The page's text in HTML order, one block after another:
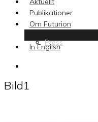
Publikationer
Om Futurion
Press
In English
Bild1